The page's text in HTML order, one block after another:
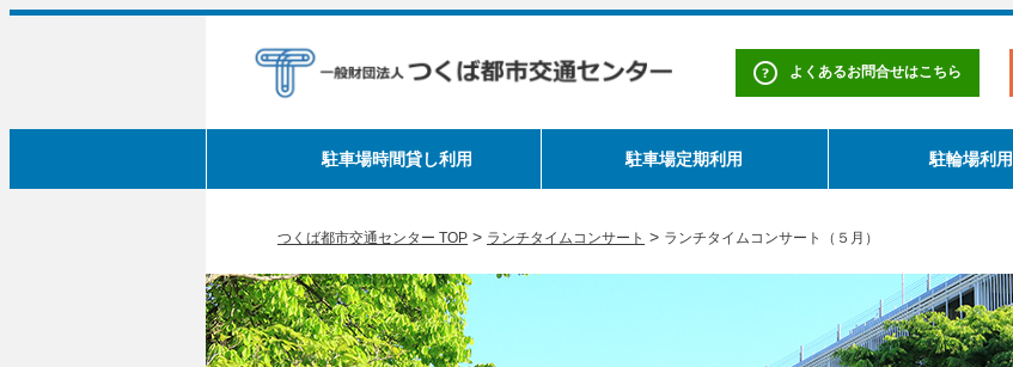
よくあるお問合せはこちら
駐車場時間貸し利用 駐車場定期利用 駐輪場利用
つくば都市交通センター TOP > ランチタイムコンサート > ランチタイムコンサート（５月）